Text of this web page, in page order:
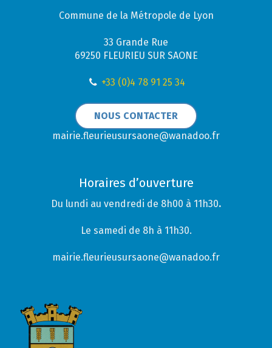
Commune de la Métropole de Lyon
33 Grande Rue
69250 FLEURIEU SUR SAONE
+33 (0)4 78 91 25 34
NOUS CONTACTER
mairie.fleurieusursaone@wanadoo.fr
Horaires d’ouverture
Du lundi au vendredi de 8h00 à 11h30.
Le samedi de 8h à 11h30.
mairie.fleurieusursaone@wanadoo.fr